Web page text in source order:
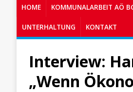
HOME KOMMUNALARBEIT AÖ
UNTERHALTUNG KONTAKT
Interview:
„Wenn